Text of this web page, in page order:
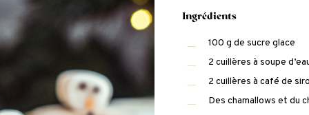
Ingrédients
100 g de sucre glace
2 cuillères à soupe
2 cuillères à café de
Des chamallows et du